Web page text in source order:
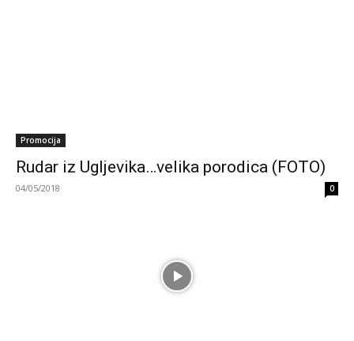
Promocija
Rudar iz Ugljevika…velika porodica (FOTO)
04/05/2018 0